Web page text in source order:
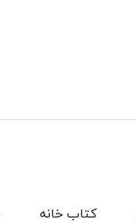
کتاب خانه